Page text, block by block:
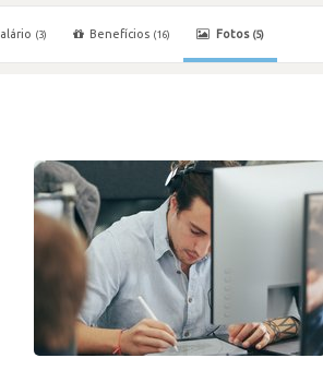
(3) Benefícios (16) Fotos (5)